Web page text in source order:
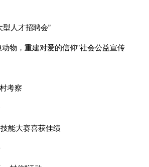
型人才招聘会”
物，重建对爱的信仰”社会公益宣传
考察
能大赛喜获佳绩